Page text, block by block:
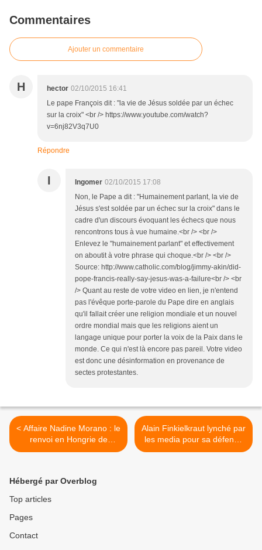
Commentaires
Ajouter un commentaire
H hector 02/10/2015 16:41
Le pape François dit : "la vie de Jésus soldée par un échec
sur la croix" <br /> https://www.youtube.com/watch?
v=6nj82V3q7U0
Répondre
I Ingomer 02/10/2015 17:08
Non, le Pape a dit : "Humainement parlant, la vie de
Jésus s'est soldée par un échec sur la croix" dans le
cadre d'un discours évoquant les échecs que nous
rencontrons tous à vue humaine.<br /> <br />
Enlevez le "humainement parlant" et effectivement
on aboutit à votre phrase qui choque.<br /> <br />
Source: http://www.catholic.com/blog/jimmy-akin/did-
pope-francis-really-say-jesus-was-a-failure<br /> <br
/> Quant au reste de votre video en lien, je n'entend
pas l'évêque porte-parole du Pape dire en anglais
qu'il fallait créer une religion mondiale et un nouvel
ordre mondial mais que les religions aient un
langage unique pour porter la voix de la Paix dans le
monde. Ce qui n'est là encore pas pareil. Votre video
est donc une désinformation en provenance de
sectes protestantes.
< Affaire Nadine Morano : le
renvoi en Hongrie de
Nicolas Sarkozy,
Alain Finkielkraut lynché par
les media pour sa défense
de Nadine Morano >
Hébergé par Overblog
Top articles
Pages
Contact